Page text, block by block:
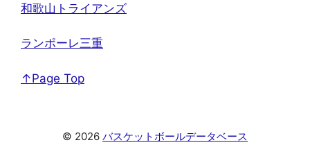
和歌山トライアンズ
ランポーレ三重
↑Page Top
© 2026 バスケットボールデータベース